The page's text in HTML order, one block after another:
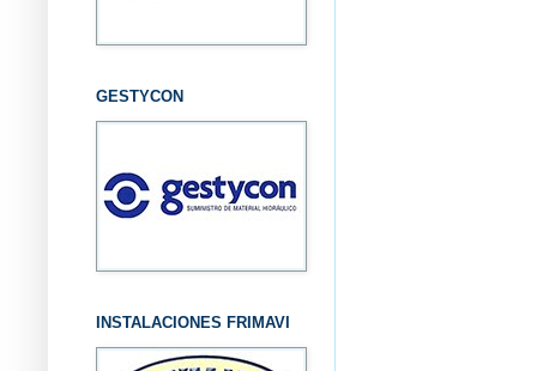
GESTYCON
INSTALACIONES FRIMAVI